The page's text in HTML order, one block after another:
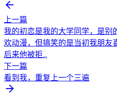
上一篇
我的初恋是我的大学同学，是别
欢动漫，但搞笑的是当初我朋友
后来他被拒...
下一篇
看到我，重复上一个三遍